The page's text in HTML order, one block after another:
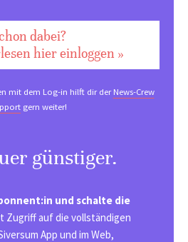
dabei?
hier einloggen »
mit dem Log-in hilft dir derNews-Crew
gern weiter!
günstiger.
und schalte die
Zugriff auf die vollständigen
App und im Web,